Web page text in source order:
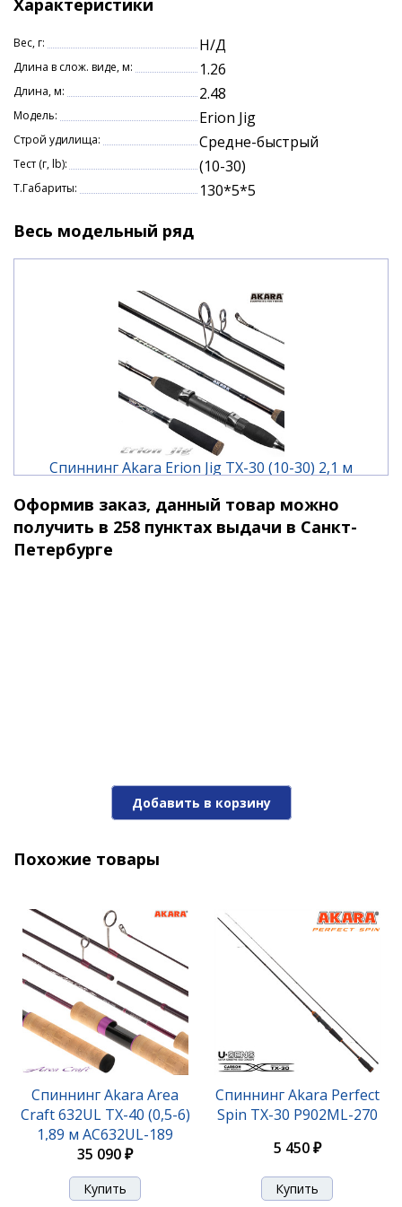
Характеристики
Вес, г: Н/Д
Длина в слож. виде, м: 1.26
Длина, м: 2.48
Модель: Erion Jig
Строй удилища: Средне-быстрый
Тест (г, lb): (10-30)
Т.Габариты: 130*5*5
Весь модельный ряд
Спиннинг Akara Erion Jig TX-30 (10-30) 2,1 м
3 810 ₽
Оформив заказ, данный товар можно
получить в 258 пунктах выдачи в Санкт-
Петербурге
Добавить в корзину
Похожие товары
Спиннинг Akara Area
Craft 632UL TX-40 (0,5-6)
1,89 м AC632UL-189
35 090 ₽
Спиннинг Akara Perfect
Spin TX-30 P902ML-270
5 450 ₽